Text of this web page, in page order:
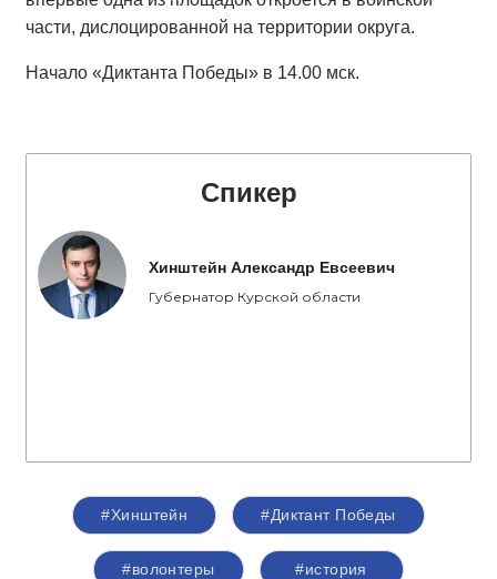
части, дислоцированной на территории округа.
Начало «Диктанта Победы» в 14.00 мск.
Спикер
Хинштейн Александр Евсеевич
Губернатор Курской области
#Хинштейн #Диктант Победы
#волонтеры #история